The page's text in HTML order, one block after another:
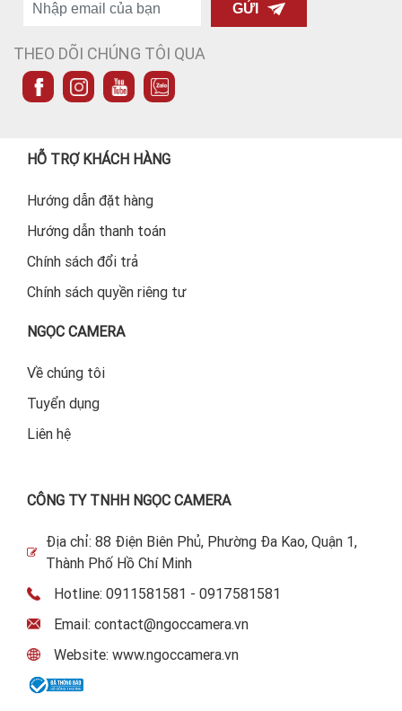
GỬI
THEO DÕI CHÚNG TÔI QUA
HỖ TRỢ KHÁCH HÀNG
Hướng dẫn đặt hàng
Hướng dẫn thanh toán
Chính sách đổi trả
Chính sách quyền riêng tư
NGỌC CAMERA
Về chúng tôi
Tuyển dụng
Liên hệ
CÔNG TY TNHH NGỌC CAMERA
Địa chỉ: 88 Điện Biên Phủ, Phường Đa Kao, Quận 1,
Thành Phố Hồ Chí Minh
Hotline: 0911581581 - 0917581581
Email: contact@ngoccamera.vn
Website: www.ngoccamera.vn